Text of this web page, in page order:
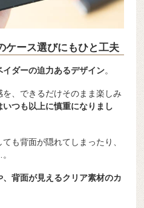
ケース選びにもひと工夫
イダーの迫力あるデザイン。
、できるだけそのまま楽しみ
いつも以上に慎重になりまし
も背面が隠れてしまったり、
、背面が見えるクリア素材のカ